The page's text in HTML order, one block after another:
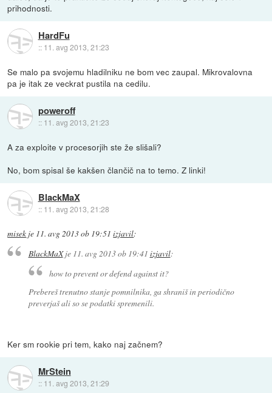
prihodnosti.
HardFu
:: 11. avg 2013, 21:23
Se malo pa svojemu hladilniku ne bom vec zaupal. Mikrovalovna
pa je itak ze veckrat pustila na cedilu.
poweroff
:: 11. avg 2013, 21:23
A za exploite v procesorjih ste že slišali?
No, bom spisal še kakšen člančič na to temo. Z linki!
BlackMaX
:: 11. avg 2013, 21:28
misek je 11. avg 2013 ob 19:51 izjavil:
BlackMaXje 11. avg 2013 ob 19:41 izjavil:
how to prevent or defend against it?
Prebereš trenutno stanje pomnilnika, ga shraniš in periodično
preverjaš ali so se podatki spremenili.
Ker sm rookie pri tem, kako naj začnem?
MrStein
:: 11. avg 2013, 21:29